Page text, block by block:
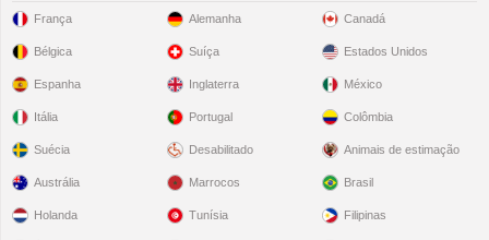
França
Bélgica
Espanha
Itália
Suécia
Alemanha
Suíça
Inglaterra
Portugal
Desabilitado
Canadá
Estados Unidos
México
Colômbia
Animais de estimação
Austrália
Holanda
Marrocos
Tunísia
Brasil
Filipinas